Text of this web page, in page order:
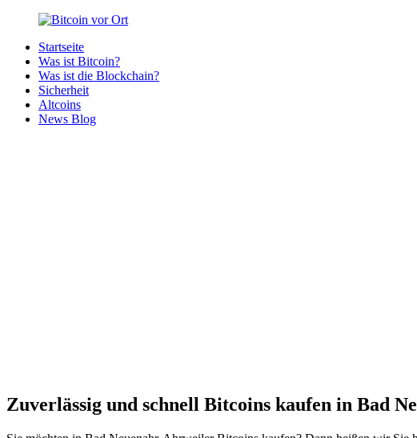
Zurück
Inhalt
Bitcoin
Bitcoins
deiner
Region
Startseite
Was ist Bitcoin?
Was ist die Blockchain?
Sicherheit
Altcoins
News Blog
Zuverlässig und schnell Bitcoins kaufen in Bad